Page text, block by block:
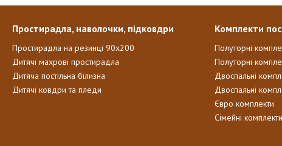
Простирадла, наволочки, підковдри
Простирадла на резинці 90х200
Дитячі махрові простирадла
Дитяча постільна білизна
Дитячі ковдри та пледи
Комплекти
Полуторні
Полуторні
Двоспальні
Двоспальні
Євро комплекти
Сімейні комплекти